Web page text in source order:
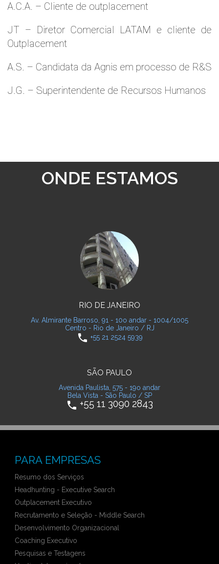
A.C.A. – Cliente de outplacement
JT – Diretor Comercial LATAM e cliente de
Outplacement
A.S. – Candidata da Agnis em processo de R&S
J.G. – Superintendente de Recursos Humanos
ONDE ESTAMOS
RIO DE JANEIRO
Av. Almirante Barroso, 91 - 10o andar - 1004/1005
Centro - Rio de Janeiro / RJ
phone +55 21 2524 5939
SÃO PAULO
Avenida Paulista, 575 - 19o andar
Bela Vista - São Paulo / SP
phone +55 11 3090 2843
PARA EMPRESAS
Resumo dos Serviços
Headhunting - Executive Search
Outplacement Executivo
Recrutamento e Seleção - Middle Search
Desenvolvimento Organizacional
Coaching Executivo
Pesquisas e Testagens